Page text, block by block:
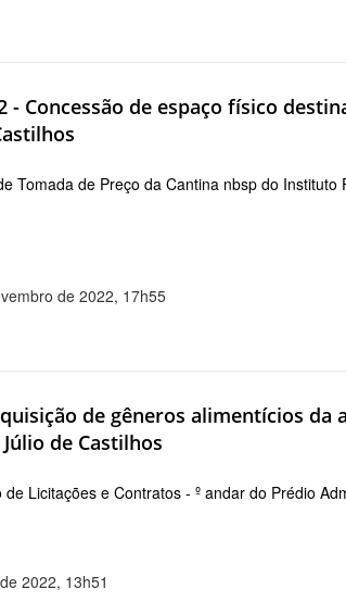
- Concessão de espaço físico
Tomada de Preço da Cantina nbsp do Instituto
de 2022, 17h55
de gêneros alimentícios
de Castilhos
Licitações e Contratos - º andar do Prédio
2022, 13h51